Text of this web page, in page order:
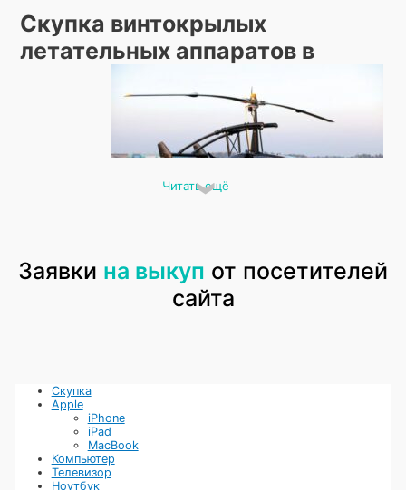
Скупка винтокрылых
летательных аппаратов в
Если у вас есть винтокрылый летательный аппарат, который вы
больше не используете, или он требует дорогостоящего
ремонта, центр Скупки поможет решить этот вопрос. Скупка
винтокрылых летательных аппаратов – это удобный способ
хорошую цену.
Наши специалисты оперативно оценивают технику, учитывая ее
состояние, комплектацию и актуальность модели на рынке.
Скупка бу винтокрылых летательных аппаратов проходит
максимально прозрачно – вы заранее узнаете, сколько сможете
получить, а сделка займет не более 15 минут.
Читать ещё
Заявки на выкуп от посетителей
сайта
Скупка
Apple
iPhone
iPad
MacBook
Компьютер
Телевизор
Ноутбук